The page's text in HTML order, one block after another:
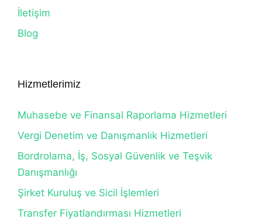
İletişim
Blog
Hizmetlerimiz
Muhasebe ve Finansal Raporlama Hizmetleri
Vergi Denetim ve Danışmanlık Hizmetleri
Bordrolama, İş, Sosyal Güvenlik ve Teşvik
Danışmanlığı
Şirket Kuruluş ve Sicil İşlemleri
Transfer Fiyatlandırması Hizmetleri